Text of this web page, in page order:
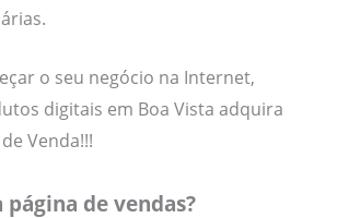
o seu negócio na Internet,
digitais em Boa Vista adquira
Venda!!!
página de vendas?